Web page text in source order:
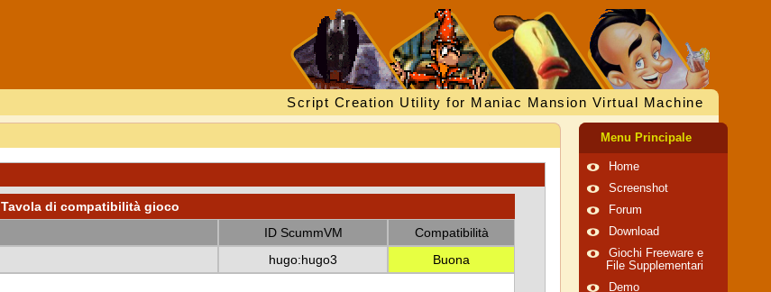
Script Creation Utility for Maniac Mansion Virtual Machine
Tavola di compatibilità gioco
ID ScummVM
Compatibilità
hugo:hugo3 Buona
Menu Principale
Home
Screenshot
Forum
Download
Giochi Freeware e
File Supplementari
Demo